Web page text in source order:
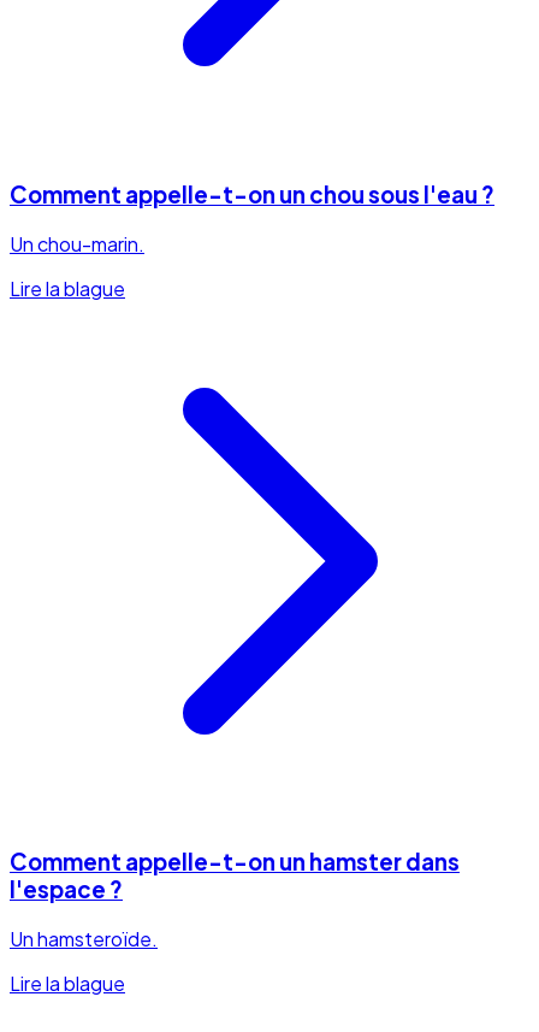
Comment appelle-t-on un chou sous l'eau ?
Un chou-marin.
Lire la blague
Comment appelle-t-on un hamster dans
l'espace ?
Un hamsteroïde.
Lire la blague